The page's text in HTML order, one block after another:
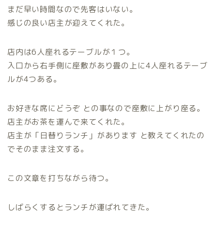
まだ早い時間なので先客はいない。
感じの良い店主が迎えてくれた。
店内は6人座れるテーブルが１つ。
入口から右手側に座敷があり畳の上に4人座れるテーブ
ルが4つある。
お好きな席にどうぞ との事なので座敷に上がり座る。
店主がお茶を運んで来てくれた。
店主が「日替りランチ」があります と教えてくれたの
でそのまま注文する。
この文章を打ちながら待つ。
しばらくするとランチが運ばれてきた。